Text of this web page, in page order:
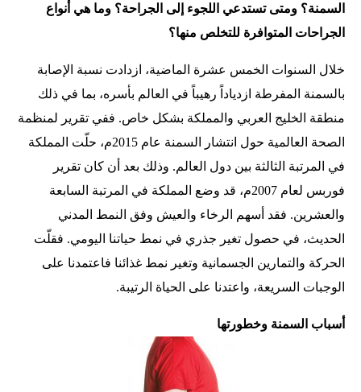
السمنة؟ ومتى تستدعي اللجوء إلى الجراحة؟ وما هي أنواع
الجراحات المتوافرة للتخلص منها؟
خلال السنوات الخمس عشرة الماضية، ازدادت نسبة الإصابة
بالسمنة المفرطة ازدياداً رهيباً في العالم بأسره، بما في ذلك
منطقة الخليج العربي والمملكة بشكل خاص. ففي تقرير لمنظمة
الصحة العالمية حول انتشار السمنة عام 2015م، حلّت المملكة
في المرتبة الثالثة بين دول العالم. وذلك بعد أن كان تقرير
فوربس لعام 2007م، قد وضع المملكة في المرتبة السابعة
والعشرين. فقد أسهم الرخاء والعيش وفق النمط المدني
الحديث، في حصول تغير جذري في نمط حياتنا اليومي. فقلّت
الحركة والتمارين الجسمانية وتغير نمط غذائنا فاعتمدنا على
الوجبات السريعة، واعتدنا على الحياة الرتيبة.
أسباب السمنة وخطورتها